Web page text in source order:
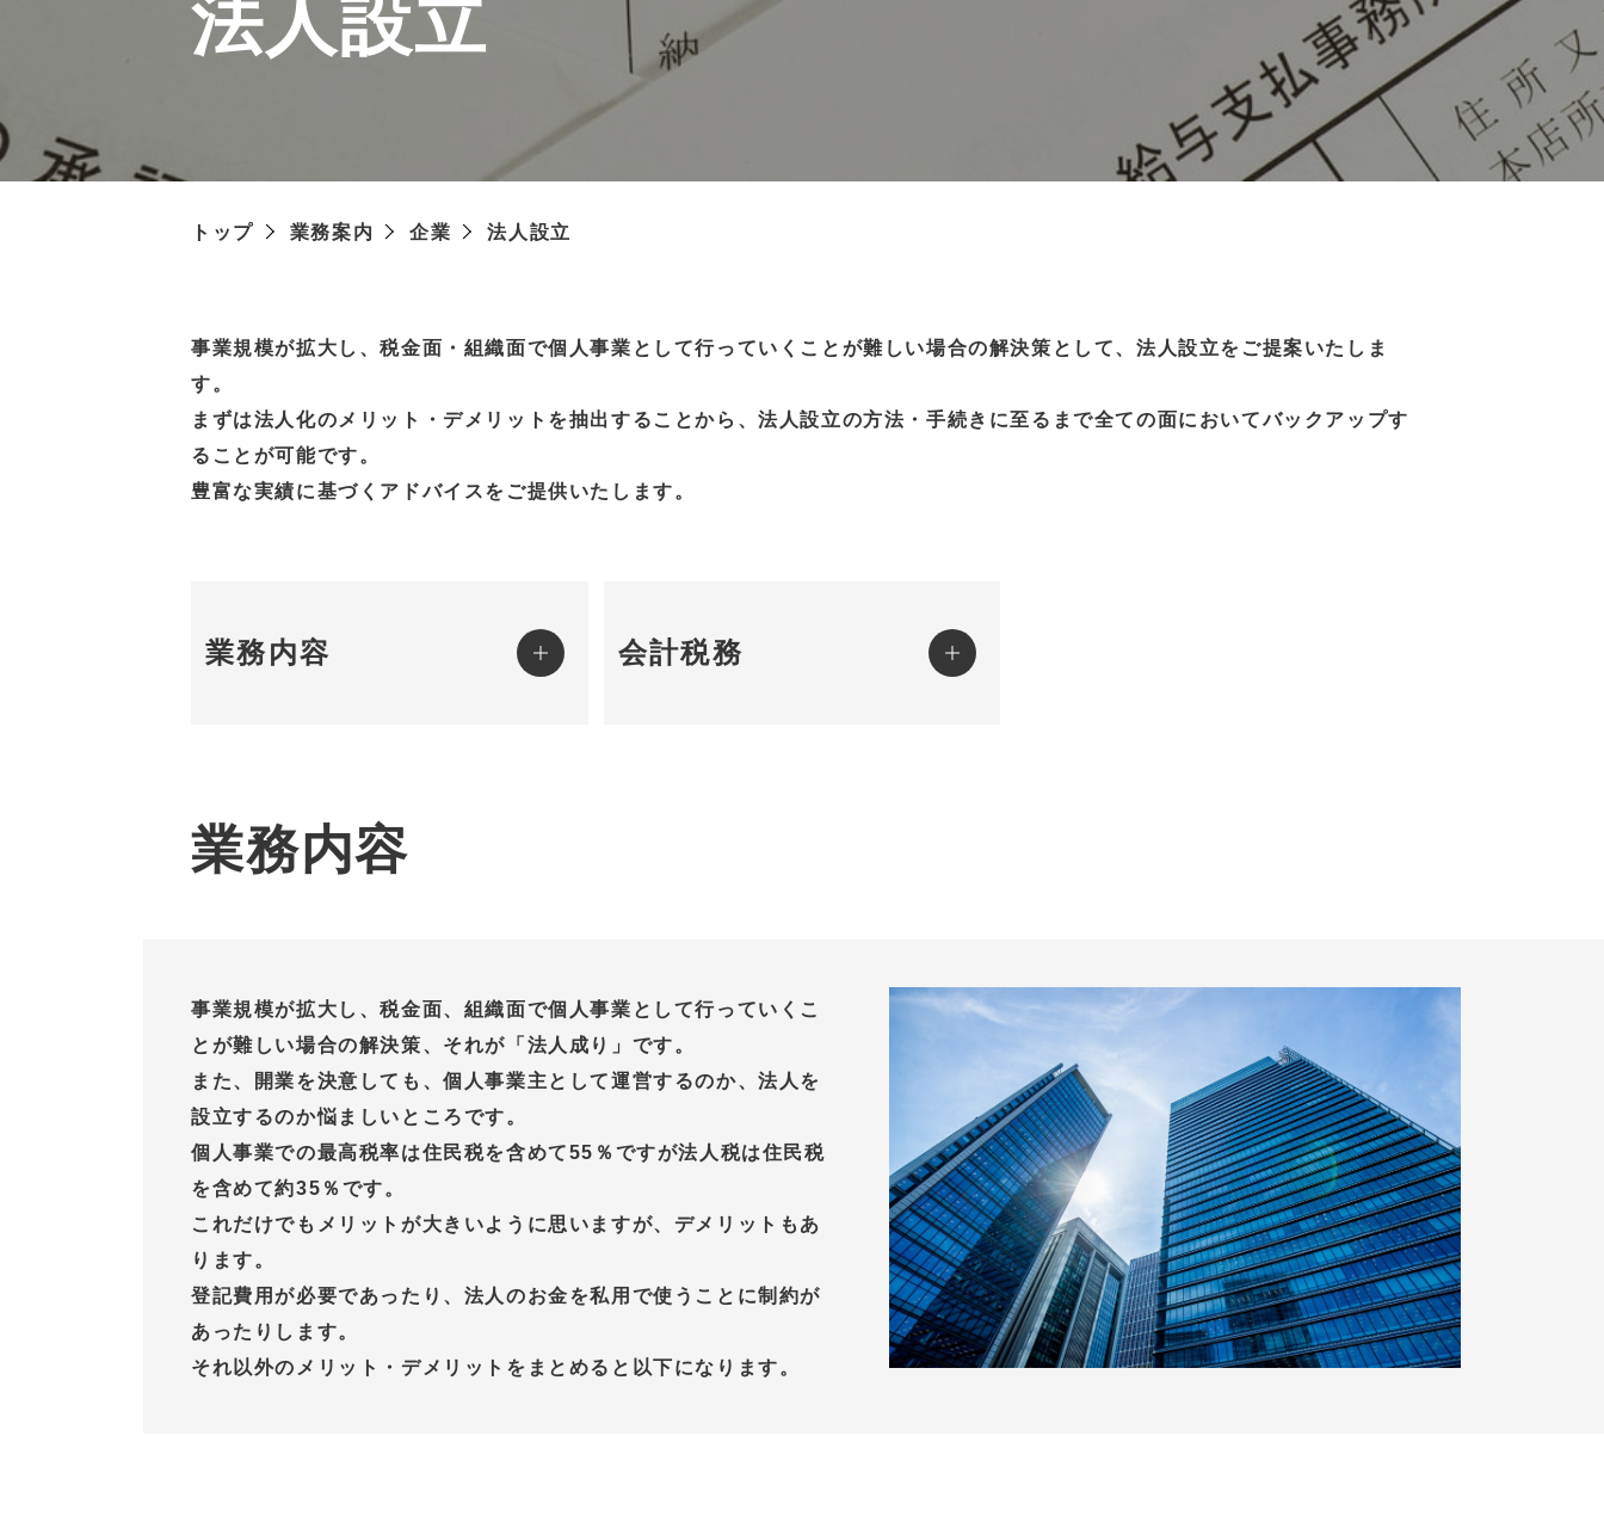
法人設立
トップ 業務案内 企業 法人設立
事業規模が拡大し、税金面・組織面で個人事業として行っていくことが難しい場合の解決策として、法人設立をご提案いたしま
す。
まずは法人化のメリット・デメリットを抽出することから、法人設立の方法・手続きに至るまで全ての面においてバックアップす
ることが可能です。
豊富な実績に基づくアドバイスをご提供いたします。
業務内容 会計税務
業務内容
事業規模が拡大し、税金面、組織面で個人事業として行っていくこ
とが難しい場合の解決策、それが「法人成り」です。
また、開業を決意しても、個人事業主として運営するのか、法人を
設立するのか悩ましいところです。
個人事業での最高税率は住民税を含めて55％ですが法人税は住民税
を含めて約35％です。
これだけでもメリットが大きいように思いますが、デメリットもあ
ります。
登記費用が必要であったり、法人のお金を私用で使うことに制約が
あったりします。
それ以外のメリット・デメリットをまとめると以下になります。